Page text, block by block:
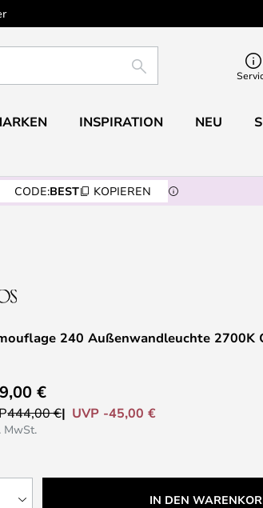
SUCHE
INSPIRATION NEU
CODE:BEST KOPIEREN
240 Außenwandleuchte 2700K
€
444,00 € UVP -45,00 €
MwSt.
IN DEN